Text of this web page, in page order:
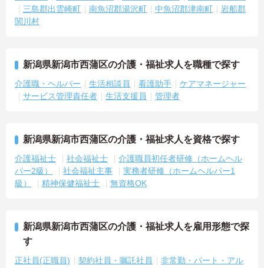
て最大2万円の勤続年数手当や、早朝・夜間・深夜手当等も支給され
るので頑張りが収入に直結します。退職金や退職慰労金制度も整っ
三島郡出雲崎町
南魚沼郡湯沢町 中魚沼郡津南町
岩船郡
関川村
新潟県新潟市西蒲区の介護・福祉求人を職種で探す
介護職・ヘルパー 生活相談員 看護助手
ケアマネージャー
サービス管理責任者
生活支援員 管理者
新潟県新潟市西蒲区の介護・福祉求人を資格で探す
介護福祉士 社会福祉士
介護職員初任者研修（ホームヘル
パー2級）
社会福祉主事
実務者研修（ホームヘルパー1
級）
精神保健福祉士 無資格OK
新潟県新潟市西蒲区の介護・福祉求人を雇用形態で探
す
正社員(正職員) 契約社員・嘱託社員
非常勤・パート・アル